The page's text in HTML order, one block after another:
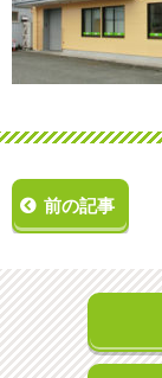
前の記事